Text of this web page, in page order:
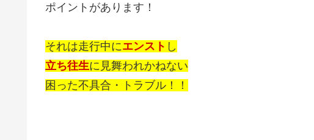
ポイントがあります！
それは走行中にエンスト し
立ち往生に見舞われかねない
困った不具合・トラブル！！